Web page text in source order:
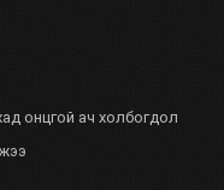
онцгой ач холбогдол